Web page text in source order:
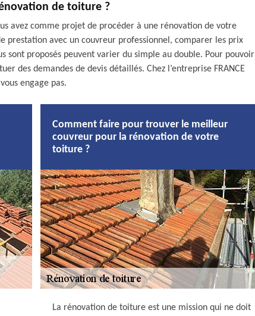
de toiture ?
avez comme projet de procéder à une rénovation de votre
prestation avec un couvreur professionnel, comparer les prix
sont proposés peuvent varier du simple au double. Pour pouvoir
des demandes de devis détaillés. Chez l’entreprise FRANCE
engage pas.
Comment faire pour trouver le meilleur
couvreur pour la rénovation de votre
toiture ?
La rénovation de toiture est une mission qui ne doit